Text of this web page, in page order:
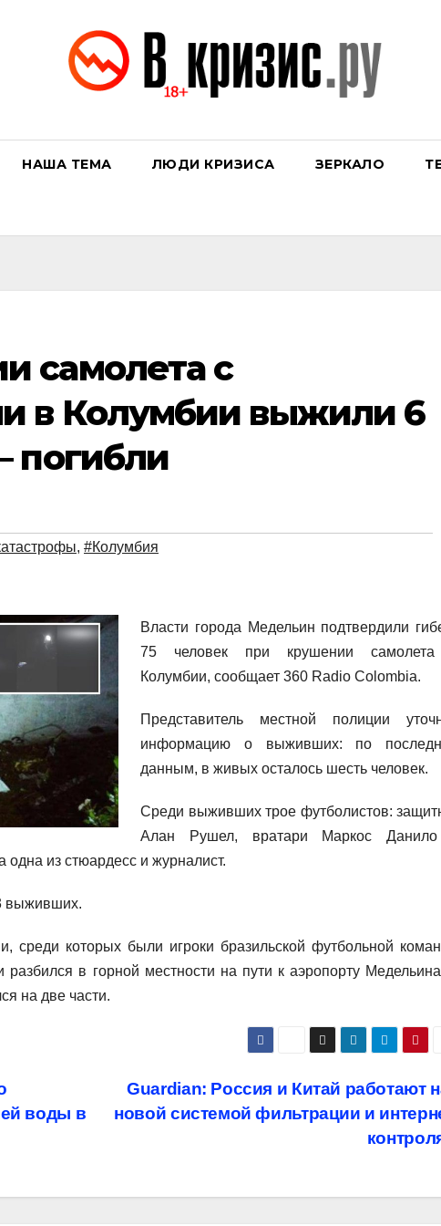
НАША ТЕМА ЛЮДИ КРИЗИСА ЗЕРКАЛО
самолета с
в Колумбии выжили 6
погибли
, #Колумбия
Власти города Медельин подтвердили
75 человек при крушении
Колумбии, сообщает 360 Radio Colombia.
Представитель местной полиции
информацию о выживших: по
данным, в живых осталось шесть человек.
Среди выживших трое футболистов:
Алан Рушел, вратари Маркос
из стюардесс и журналист.
выживших.
среди которых были игроки бразильской футбольной
в горной местности на пути к аэропорту
на две части.
Guardian: Россия и Китай работают
новой системой фильтрации и
воды в